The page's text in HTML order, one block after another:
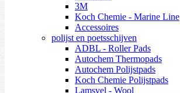
3M
Koch Chemie - Marine Line
Accessoires
polijst en poetsschijven
ADBL - Roller Pads
Autochem Thermopads
Autochem Polijstpads
Koch Chemie Polijstpads
Lamsvel - Wool